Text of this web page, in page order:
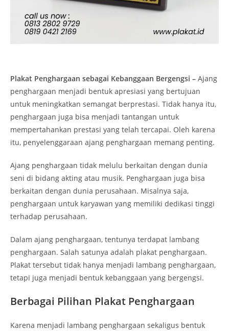
Plakat Penghargaan sebagai Kebanggaan Bergengsi – Ajang
penghargaan menjadi bentuk apresiasi yang bertujuan
untuk meningkatkan semangat berprestasi. Tidak hanya itu,
penghargaan juga bisa menjadi tantangan untuk
mempertahankan prestasi yang telah tercapai. Oleh karena
itu, penyelenggaraan ajang penghargaan memang penting.
Ajang penghargaan tidak melulu berkaitan dengan dunia
seni di bidang akting atau musik. Penghargaan juga bisa
berkaitan dengan dunia perusahaan. Misalnya saja,
penghargaan untuk karyawan yang memiliki dedikasi tinggi
terhadap perusahaan.
Dalam ajang penghargaan, tentunya terdapat lambang
penghargaan. Salah satunya adalah plakat penghargaan.
Plakat tersebut tidak hanya menjadi lambang penghargaan,
tetapi juga menjadi bentuk kebanggaan yang bergengsi.
Berbagai Pilihan Plakat Penghargaan
Karena menjadi lambang penghargaan sekaligus bentuk